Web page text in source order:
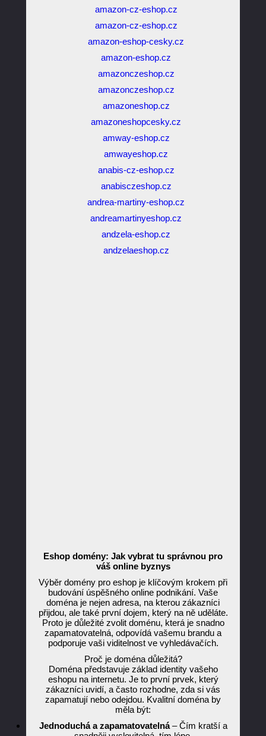
amazon-cz-eshop.cz
amazon-cz-eshop.cz
amazon-eshop-cesky.cz
amazon-eshop.cz
amazonczeshop.cz
amazonczeshop.cz
amazoneshop.cz
amazoneshopcesky.cz
amway-eshop.cz
amwayeshop.cz
anabis-cz-eshop.cz
anabisczeshop.cz
andrea-martiny-eshop.cz
andreamartinyeshop.cz
andzela-eshop.cz
andzelaeshop.cz
Eshop domény: Jak vybrat tu správnou pro
váš online byznys
Výběr domény pro eshop je klíčovým krokem při
budování úspěšného online podnikání. Vaše
doména je nejen adresa, na kterou zákazníci
přijdou, ale také první dojem, který na ně uděláte.
Proto je důležité zvolit doménu, která je snadno
zapamatovatelná, odpovídá vašemu brandu a
podporuje vaši viditelnost ve vyhledávačích.
Proč je doména důležitá?
Doména představuje základ identity vašeho
eshopu na internetu. Je to první prvek, který
zákazníci uvidí, a často rozhodne, zda si vás
zapamatují nebo odejdou. Kvalitní doména by
měla být:
Jednoduchá a zapamatovatelná– Čím kratší a